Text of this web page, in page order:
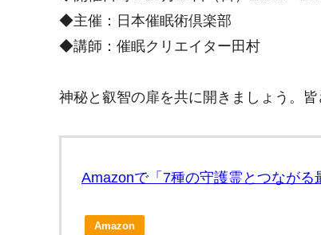
◆主催：日本催眠術倶楽部
◆講師：催眠クリエイター田村
神秘と叡智の扉を共に開きましょう。
Amazonで「7種の守護霊とつなが
Amazon